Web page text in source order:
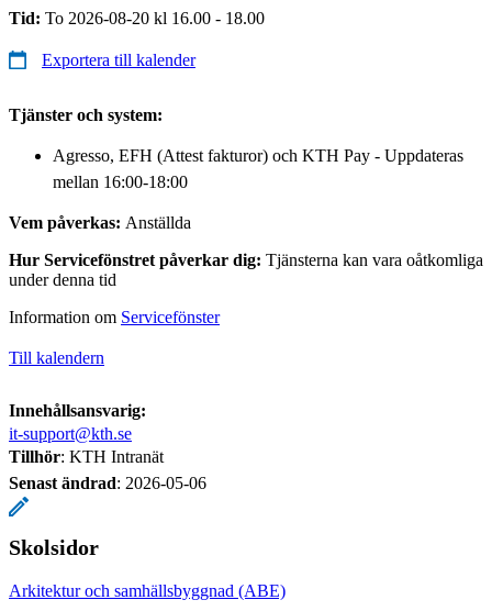
Tid: To 2026-08-20 kl 16.00 - 18.00
Exportera till kalender
Tjänster och system:
Agresso, EFH (Attest fakturor) och KTH Pay - Uppdateras
mellan 16:00-18:00
Vem påverkas: Anställda
Hur Servicefönstret påverkar dig: Tjänsterna kan vara oåtkomliga
under denna tid
Information om Servicefönster
Till kalendern
Innehållsansvarig:
it-support@kth.se
Tillhör: KTH Intranät
Senast ändrad: 2026-05-06
Skolsidor
Arkitektur och samhällsbyggnad (ABE)